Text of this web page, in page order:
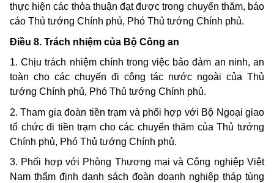
thực hiện các thỏa thuận đạt được trong chuyến thăm, báo
cáo Thủ tướng Chính phủ, Phó Thủ tướng Chính phủ.
Điều 8. Trách nhiệm của Bộ Công an
1. Chịu trách nhiệm chính trong việc bảo đảm an ninh, an
toàn cho các chuyến đi công tác nước ngoài của Thủ
tướng Chính phủ, Phó Thủ tướng Chính phủ.
2. Tham gia đoàn tiền trạm và phối hợp với Bộ Ngoại giao
tổ chức đi tiền trạm cho các chuyến thăm của Thủ tướng
Chính phủ, Phó Thủ tướng Chính phủ.
3. Phối hợp với Phòng Thương mại và Công nghiệp Việt
Nam thẩm định danh sách đoàn doanh nghiệp tháp tùng